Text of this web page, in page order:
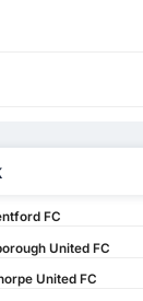
FC
United FC
United FC